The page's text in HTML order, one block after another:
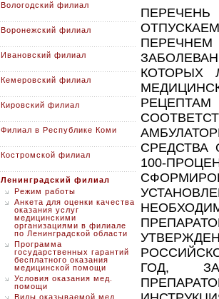
КОТОРЫХ
СРЕДСТВА
100-
ГОД, ЗА
Вологодский филиал
Воронежский филиал
Ивановский филиал
Кемеровский филиал
Кировский филиал
Филиал в Республике Коми
Костромской филиал
Ленинградский филиал
Режим работы
Анкета для оценки качества
оказания услуг
медицинскими
организациями в филиале
по Ленинградской области
Программа
государственных гарантий
бесплатного оказания
медицинской помощи
Условия оказания мед.
помощи
Виды оказываемой мед.